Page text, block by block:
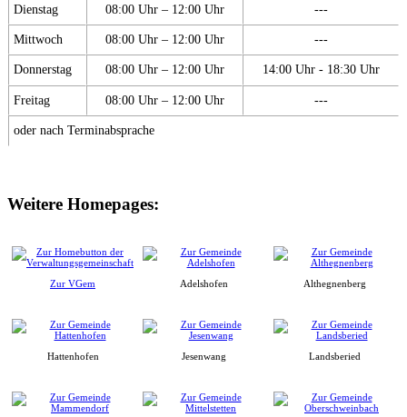
Dienstag 08:00 Uhr – 12:00 Uhr ---
Mittwoch 08:00 Uhr – 12:00 Uhr ---
Donnerstag 08:00 Uhr – 12:00 Uhr 14:00 Uhr - 18:30 Uhr
Freitag 08:00 Uhr – 12:00 Uhr ---
oder nach Terminabsprache
Weitere Homepages:
Zur VGem Adelshofen Althegnenberg
Hattenhofen Jesenwang Landsberied